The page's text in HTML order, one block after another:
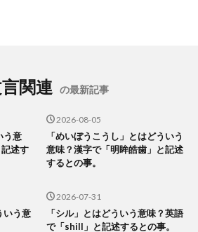
関連 の最新記事
う意
述す
2026-08-05
「めいぼうこうし」とはどういう
意味？漢字で「明眸皓歯」と記述
するとの事。
いう意
2026-07-31
「シル」とはどういう意味？英語
で「shill」と記述するとの事。